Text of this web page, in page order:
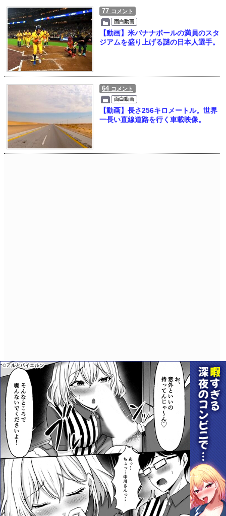
77 コメント
面白動画
【動画】米バナナボールの満員のスタ
ジアムを盛り上げる謎の日本人選手。
64 コメント
面白動画
【動画】長さ256キロメートル。世界
一長い直線道路を行く車載映像。